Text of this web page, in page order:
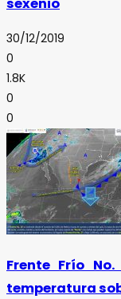
sexenio
30/12/2019
0
1.8K
0
0
Frente Frío
temperatura